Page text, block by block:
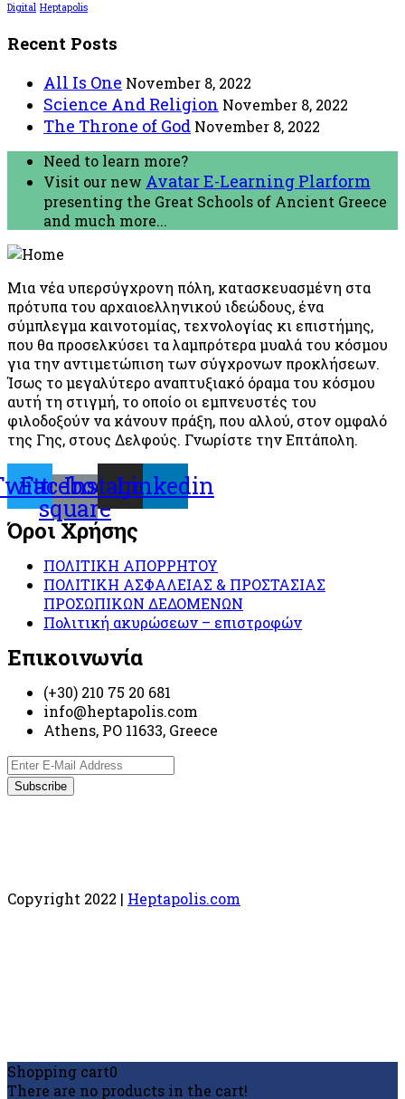
Digital Heptapolis
Recent Posts
All Is One November 8, 2022
Science And Religion November 8, 2022
The Throne of God November 8, 2022
Need to learn more?
Visit our new Avatar E-Learning Plarform
presenting the Great Schools of Ancient Greece
and much more...
Μια νέα υπερσύγχρονη πόλη, κατασκευασμένη στα
πρότυπα του αρχαιοελληνικού ιδεώδους, ένα
σύμπλεγμα καινοτομίας, τεχνολογίας κι επιστήμης,
που θα προσελκύσει τα λαμπρότερα μυαλά του κόσμου
για την αντιμετώπιση των σύγχρονων προκλήσεων.
Ίσως το μεγαλύτερο αναπτυξιακό όραμα του κόσμου
αυτή τη στιγμή, το οποίο οι εμπνευστές του
φιλοδοξούν να κάνουν πράξη, που αλλού, στον ομφαλό
της Γης, στους Δελφούς. Γνωρίστε την Επτάπολη.
Facebook-
square
Instagram
Linkedin
Όροι Χρήσης
ΠΟΛΙΤΙΚΗ ΑΠΟΡΡΗΤΟΥ
ΠΟΛΙΤΙΚΗ ΑΣΦΑΛΕΙΑΣ & ΠΡΟΣΤΑΣΙΑΣ
ΠΡΟΣΩΠΙΚΩΝ ΔΕΔΟΜΕΝΩΝ
Πολιτική ακυρώσεων – επιστροφών
Επικοινωνία
(+30) 210 75 20 681
info@heptapolis.com
Athens, PO 11633, Greece
Copyright 2022 | Heptapolis.com
Shopping cart0
There are no products in the cart!